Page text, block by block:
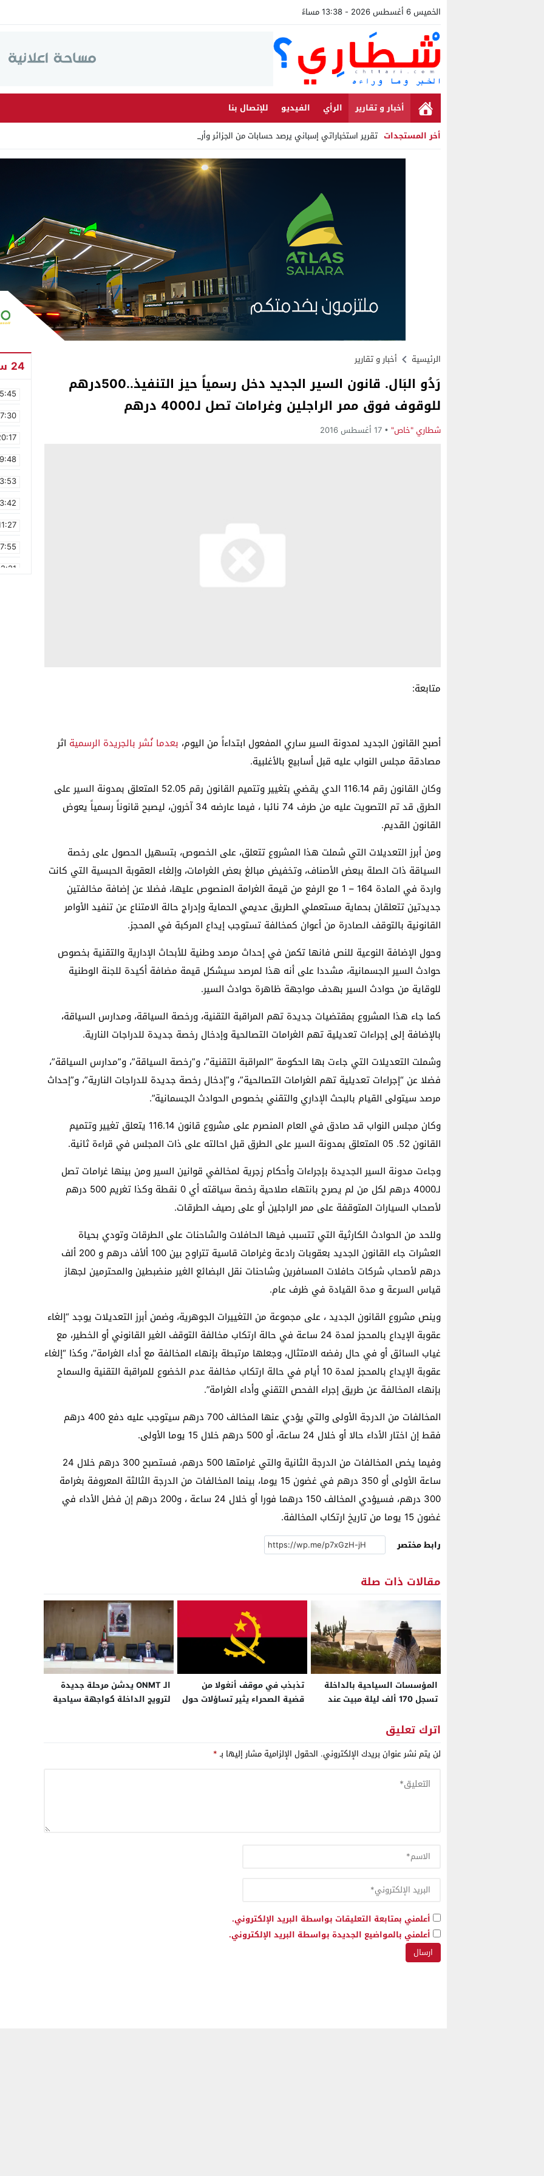
الخميس 6 أغسطس 2026 - 13:38 مساءً
أخبار و تقارير الرأي الفيديو
للإتصال بنا
أخر المستجدات تقرير استخباراتي إسباني يرصد حسابات من الجزائر وأرقاما بـ”213 _
Stop
الرئيسية أخبار و تقارير
رَدُو البَال. قانون السير الجديد دخل رسمياً حيز التنفيذ..500درهم
للوقوف فوق ممر الراجلين وغرامات تصل لـ4000 درهم
شطاري "خاص" 17 أغسطس 2016
متابعة:
أصبح القانون الجديد لمدونة السير ساري المفعول ابتداءاً من اليوم، بعدما نُشر بالجريدة الرسمية اثر
مصادقة مجلس النواب عليه قبل أسابيع بالأغلبية.
وكان القانون رقم 116.14 الدي يقضي بتغيير وتتميم القانون رقم 52.05 المتعلق بمدونة السير على
الطرق قد تم التصويت عليه من طرف 74 نائبا ، فيما عارضه 34 آخرون، ليصبح قانوناً رسمياً يعوض
القانون القديم.
ومن أبرز التعديلات التي شملت هذا المشروع تتعلق، على الخصوص، بتسهيل الحصول على رخصة
السياقة ذات الصلة ببعض الأصناف، وتخفيض مبالغ بعض الغرامات، وإلغاء العقوبة الحبسية التي كانت
واردة في المادة 164 – 1 مع الرفع من قيمة الغرامة المنصوص عليها، فضلا عن إضافة مخالفتين
جديدتين تتعلقان بحماية مستعملي الطريق عديمي الحماية وإدراج حالة الامتناع عن تنفيد الأوامر
القانونية بالتوقف الصادرة من أعوان كمخالفة تستوجب إيداع المركبة في المحجز.
وحول الإضافة النوعية للنص فانها تكمن في إحداث مرصد وطنية للأبحاث الإدارية والتقنية بخصوص
حوادث السير الجسمانية، مشددا على أنه هذا لمرصد سيشكل قيمة مضافة أكيدة للجنة الوطنية
للوقاية من حوادث السير بهدف مواجهة ظاهرة حوادث السير.
كما جاء هذا المشروع بمقتضيات جديدة تهم المراقبة التقنية، ورخصة السياقة، ومدارس السياقة،
بالإضافة إلى إجراءات تعديلية تهم الغرامات التصالحية وإدخال رخصة جديدة للدراجات النارية.
وشملت التعديلات التي جاءت بها الحكومة “المراقبة التقنية”، و”رخصة السياقة”، و”مدارس السياقة”،
فضلا عن “إجراءات تعديلية تهم الغرامات التصالحية”، و”إدخال رخصة جديدة للدراجات النارية”، و”إحداث
مرصد سيتولى القيام بالبحث الإداري والتقني بخصوص الحوادث الجسمانية”.
وكان مجلس النواب قد صادق في العام المنصرم على مشروع قانون 116.14 يتعلق تغيير وتتميم
القانون 52. 05 المتعلق بمدونة السير على الطرق قبل احالته على ذات المجلس في قراءة ثانية.
وجاءت مدونة السير الجديدة بإجراءات وأحكام زجرية لمخالفي قوانين السير ومن بينها غرامات تصل
لـ4000 درهم لكل من لم يصرح بانتهاء صلاحية رخصة سياقته أي 0 نقطة وكذا تغريم 500 درهم
لأصحاب السيارات المتوقفة على ممر الراجلين أو على رصيف الطرقات.
وللحد من الحوادث الكارثية التي تتسبب فيها الحافلات والشاحنات على الطرقات وتودي بحياة
العشرات جاء القانون الجديد بعقوبات رادعة وغرامات قاسية تتراوح بين 100 ألأف درهم و 200 ألف
درهم لأصحاب شركات حافلات المسافرين وشاحنات نقل البضائع الغير منضبطين والمحترمين لجهاز
قياس السرعة و مدة القيادة في ظرف عام.
وينص مشروع القانون الجديد ، على مجموعة من التغييرات الجوهرية، وضمن أبرز التعديلات يوجد “إلغاء
عقوبة الإيداع بالمحجز لمدة 24 ساعة في حالة ارتكاب مخالفة التوقف الغير القانوني أو الخطير، مع
غياب السائق أو في حال رفضه الامتثال، وجعلها مرتبطة بإنهاء المخالفة مع أداء الغرامة”، وكذا “إلغاء
عقوبة الإيداع بالمحجز لمدة 10 أيام في حالة ارتكاب مخالفة عدم الخضوع للمراقبة التقنية والسماح
بإنهاء المخالفة عن طريق إجراء الفحص التقني وأداء الغرامة”.
المخالفات من الدرجة الأولى والتي يؤدي عنها المخالف 700 درهم سيتوجب عليه دفع 400 درهم
فقط إن اختار الأداء حالا أو خلال 24 ساعة، أو 500 درهم خلال 15 يوما الأولى.
وفيما يخص المخالفات من الدرجة الثانية والتي غرامتها 500 درهم، فستصبح 300 درهم خلال 24
ساعة الأولى أو 350 درهم في غضون 15 يوما، بينما المخالفات من الدرجة الثالثة المعروفة بغرامة
300 درهم، فسيؤدي المخالف 150 درهما فورا أو خلال 24 ساعة ، و200 درهم إن فضل الأداء في
غضون 15 يوما من تاريخ ارتكاب المخالفة.
رابط مختصر
مقالات ذات صلة
المؤسسات السياحية بالداخلة
تسجل 170 ألف ليلة مبيت عند
تذبذب في موقف أنغولا من
قضية الصحراء يثير تساؤلات حول
الـ ONMT يدشن مرحلة جديدة
لترويج الداخلة كواجهة سياحية
اترك تعليق
لن يتم نشر عنوان بريدك الإلكتروني. الحقول الإلزامية مشار إليها بـ*
أعلمني بمتابعة التعليقات بواسطة البريد الإلكتروني.
أعلمني بالمواضيع الجديدة بواسطة البريد الإلكتروني.
24 ساعة